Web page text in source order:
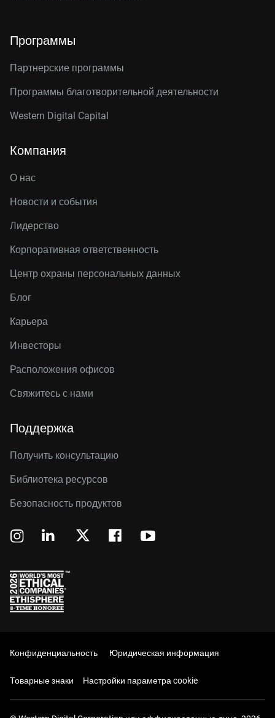
Программы
Партнерские программы
Программы благотворительной деятельности
Western Digital Capital
Компания
О нас
Новости и события
Лидерство
Корпоративная ответственность
Центр охраны персональных данных
Блог
Карьера
Инвесторы
Расположения офисов
Свяжитесь с нами
Поддержка
Получить консультацию
Библиотека ресурсов
Безопасность продуктов
Конфиденциальность Юридическая информация
Товарные знаки Настройки параметра cookie